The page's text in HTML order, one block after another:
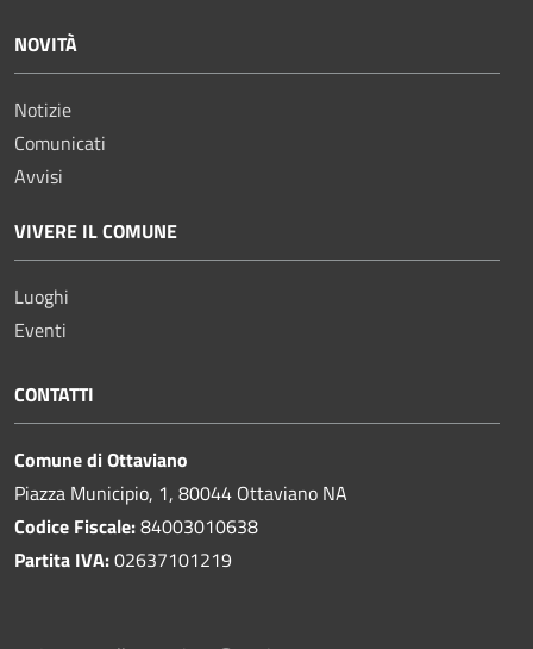
NOVITÀ
Notizie
Comunicati
Avvisi
VIVERE IL COMUNE
Luoghi
Eventi
CONTATTI
Comune di Ottaviano
Piazza Municipio, 1, 80044 Ottaviano NA
Codice Fiscale:84003010638
Partita IVA:02637101219